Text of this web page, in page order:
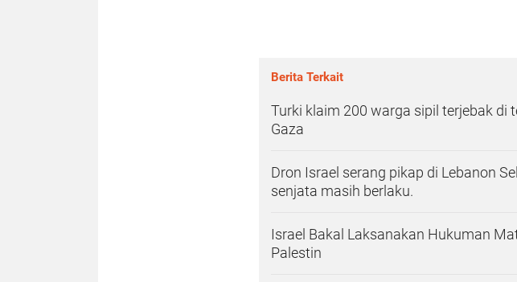
Berita Terkait
Turki klaim 200 warga sipil terjebak di
Gaza
Dron Israel serang pikap di Lebanon
senjata masih berlaku.
Israel Bakal Laksanakan Hukuman
Palestin